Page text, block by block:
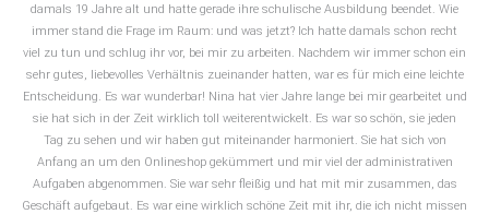
damals 19 Jahre alt und hatte gerade ihre schulische Ausbildung beendet. Wie
immer stand die Frage im Raum: und was jetzt? Ich hatte damals schon recht
viel zu tun und schlug ihr vor, bei mir zu arbeiten. Nachdem wir immer schon ein
sehr gutes, liebevolles Verhältnis zueinander hatten, war es für mich eine leichte
Entscheidung. Es war wunderbar! Nina hat vier Jahre lange bei mir gearbeitet und
sie hat sich in der Zeit wirklich toll weiterentwickelt. Es war so schön, sie jeden
Tag zu sehen und wir haben gut miteinander harmoniert. Sie hat sich von
Anfang an um den Onlineshop gekümmert und mir viel der administrativen
Aufgaben abgenommen. Sie war sehr fleißig und hat mit mir zusammen, das
Geschäft aufgebaut. Es war eine wirklich schöne Zeit mit ihr, die ich nicht missen